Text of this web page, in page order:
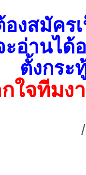
งสมัคร
อ่านได้
ตั้งกระ
ใจทีมง